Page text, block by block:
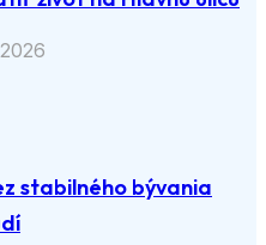
stabilného bývania